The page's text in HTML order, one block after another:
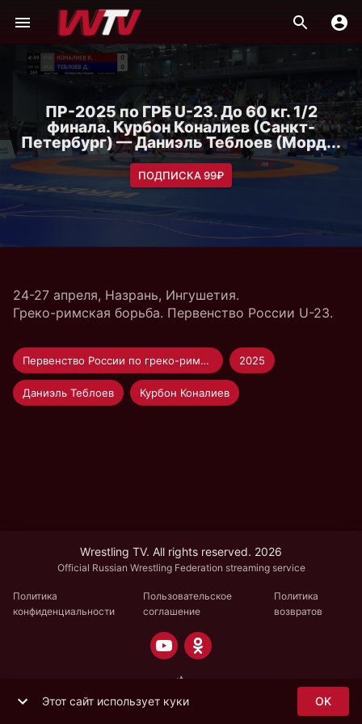
ПР-2025 по ГРБ U-23. До 60 кг. 1/2
финала. Курбон Коналиев (Санкт-
Петербург) — Даниэль Теблоев (Морд...
ПОДПИСКА 99₽
24-27 апреля, Назрань, Ингушетия.
Греко-римская борьба. Первенство России U-23.
Первенство России по греко-римской борьбе U-23 2025
Даниэль Теблоев Курбон Коналиев
Wrestling TV. All rights reserved. 2026
Official Russian Wrestling Federation streaming service
Политика
конфиденциальности
Пользовательское
соглашение
Политика
возвратов
Этот сайт использует куки OK